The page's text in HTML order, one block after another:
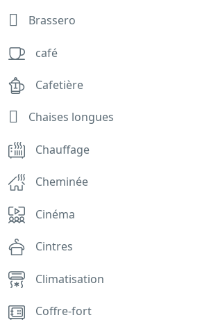
Brassero
café
Cafetière
Chaises longues
Chauffage
Cheminée
Cinéma
Cintres
Climatisation
Coffre-fort